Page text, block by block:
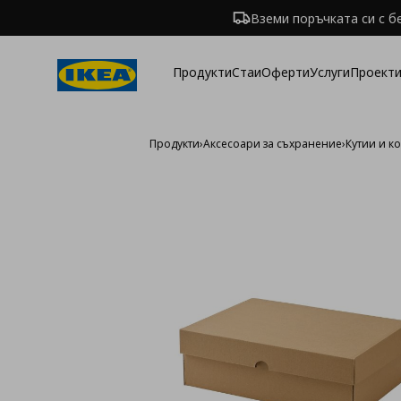
Вземи поръчката си с
ПродуктиСтаиОфертиУслуги
Продукти›Аксесоари за съхранение›Кутии и